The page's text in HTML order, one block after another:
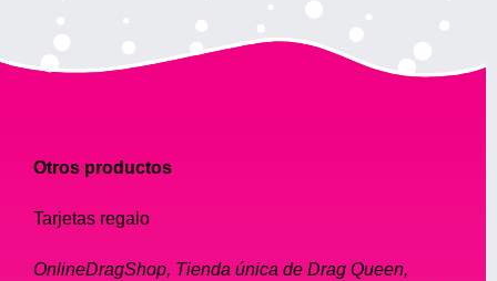
Otros productos
Tarjetas regalo
OnlineDragShop, Tienda única de Drag Queen,